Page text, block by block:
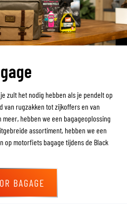
zult het nodig hebben als je pendelt op
van rugzakken tot zijkoffers en van
hebben we een bagageoplossing
assortiment, hebben we een
op motorfiets bagage tijdens de Black
BAGAGE